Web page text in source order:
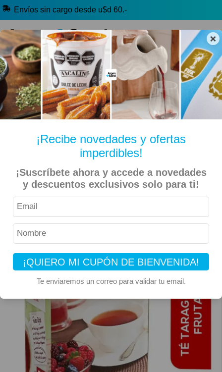
×
¡Recibe novedades y ofertas
imperdibles!
¡Suscríbete ahora y accede a novedades
y descuentos exclusivos solo para ti!
¡QUIERO MI CUPÓN DE BIENVENIDA!
Te enviaremos un correo para validar tu email.
Envíos sin cargo desde u$d 60.-
🔥 Alfajores y Golosinas
🧉 Clásicos argentinos 🏷️ Todas las categorías
Inicio Bebidas Yerba E Infusiones Té y Mate Cocido
Taragüi – Té Frutos Rojos Placeres Caja 20 SAquítos